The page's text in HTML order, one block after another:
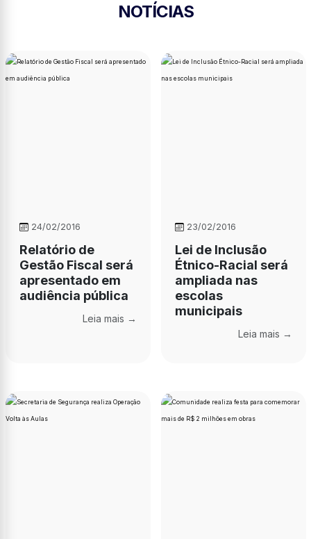
NOTÍCIAS
24/02/2016
Relatório de
Gestão Fiscal será
apresentado em
audiência pública
Leia mais →
23/02/2016
Lei de Inclusão
Étnico-Racial será
ampliada nas
escolas
municipais
Leia mais →